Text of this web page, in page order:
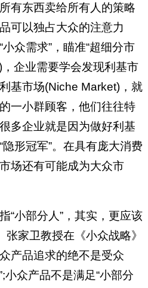
有东西卖给所有人的策略
可以独占大众的注意力
众需求”，瞄准“超细分市
，企业需要学会发现利基市
基市场(Niche Market)，就
一小群顾客，他们往往特
多企业就是因为做好利基
形冠军”。在具有庞大消费
场还有可能成为大众市
“小部分人”，其实，更应该
张家卫教授在《小众战略》
产品追求的绝不是受众
小众产品不是满足“小部分